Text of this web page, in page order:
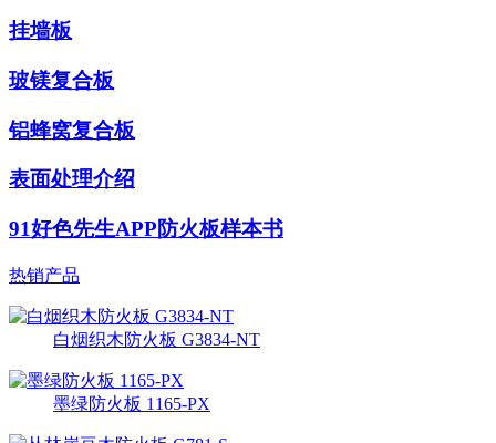
挂墙板
玻镁复合板
铝蜂窝复合板
表面处理介绍
91好色先生APP防火板样本书
热销产品
白烟织木防火板 G3834-NT
墨绿防火板 1165-PX